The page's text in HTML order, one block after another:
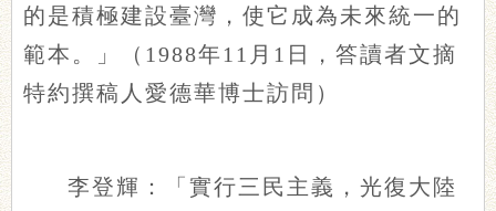
的是積極建設臺灣，使它成為未來統一的
範本。」（1988年11月1日，答讀者文摘
特約撰稿人愛德華博士訪問）
李登輝：「實行三民主義，光復大陸